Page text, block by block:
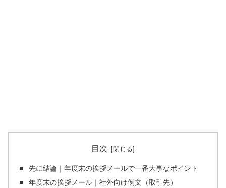
目次
先に結論｜年度末の挨拶メールで一番大事なポイント
年度末の挨拶メール｜社外向け例文（取引先）